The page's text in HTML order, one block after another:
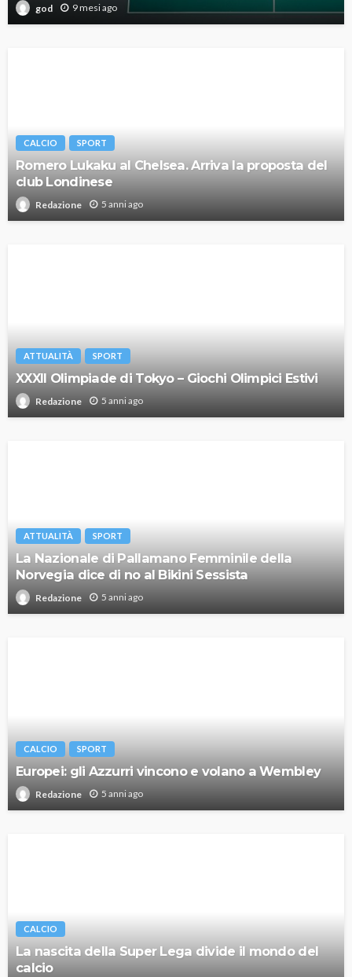
god 9 mesi ago
CALCIO SPORT
Romero Lukaku al Chelsea. Arriva la proposta del
club Londinese
Redazione 5 anni ago
ATTUALITÀ SPORT
XXXII Olimpiade di Tokyo – Giochi Olimpici Estivi
Redazione 5 anni ago
ATTUALITÀ SPORT
La Nazionale di Pallamano Femminile della
Norvegia dice di no al Bikini Sessista
Redazione 5 anni ago
CALCIO SPORT
Europei: gli Azzurri vincono e volano a Wembley
Redazione 5 anni ago
CALCIO
La nascita della Super Lega divide il mondo del
calcio